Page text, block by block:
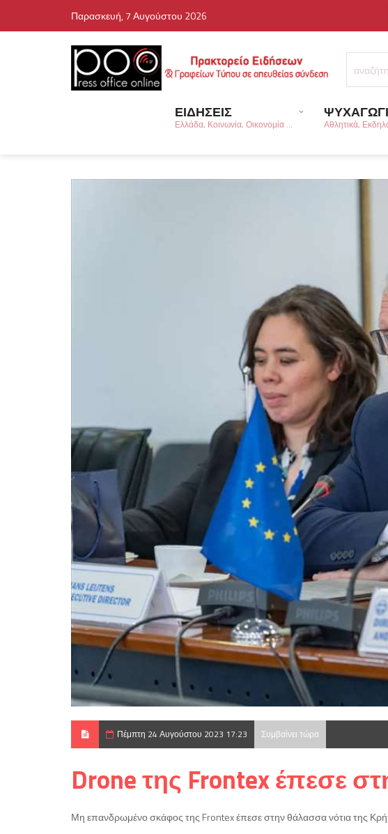
Παρασκευή, 7 Αυγούστου 2026
ΕΙΔΗΣΕΙΣ
Ελλάδα, Κοινωνία, Οικονομία ... Αθλητικά,
Πέμπτη 24 Αυγούστου 2023 17:23 Συμβαίνει τώρα
Drone της Frontex έπεσε
Μη επανδρωμένο σκάφος της Frontex έπεσε στην θάλασσα νότια της